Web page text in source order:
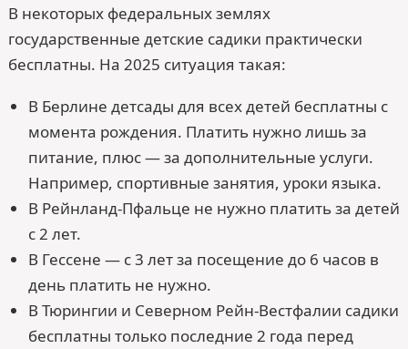
В некоторых федеральных землях
государственные детские садики практически
бесплатны. На 2025 ситуация такая:
В Берлине детсады для всех детей бесплатны с
момента рождения. Платить нужно лишь за
питание, плюс — за дополнительные услуги.
Например, спортивные занятия, уроки языка.
В Рейнланд-Пфальце не нужно платить за детей
с 2 лет.
В Гессене — с 3 лет за посещение до 6 часов в
день платить не нужно.
В Тюрингии и Северном Рейн-Вестфалии садики
бесплатны только последние 2 года перед